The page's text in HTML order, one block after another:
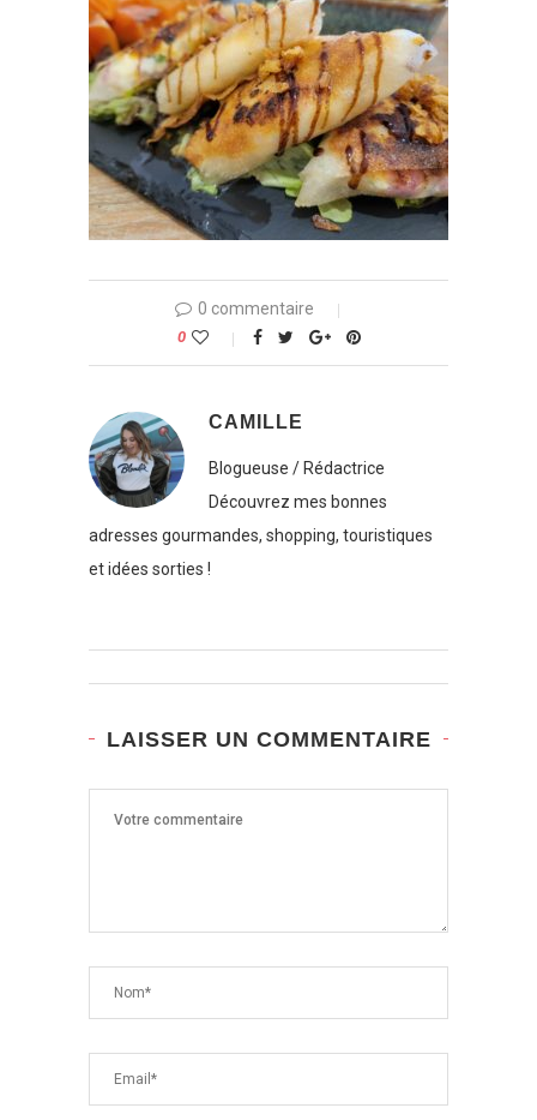
0 commentaire
0
CAMILLE
Blogueuse / Rédactrice
Découvrez mes bonnes
adresses gourmandes, shopping, touristiques
et idées sorties !
LAISSER UN COMMENTAIRE